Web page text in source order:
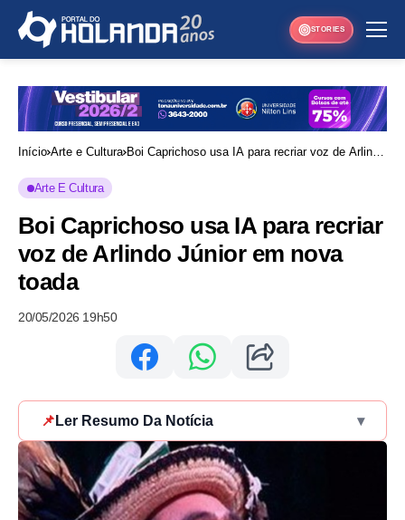
STORIES
Início Arte e Cultura Boi Caprichoso usa IA para recriar voz de Arlindo
Arte E Cultura
Boi Caprichoso usa IA para recriar
voz de Arlindo Júnior em nova
toada
20/05/2026 19h50
📌 Ler Resumo Da Notícia ▾